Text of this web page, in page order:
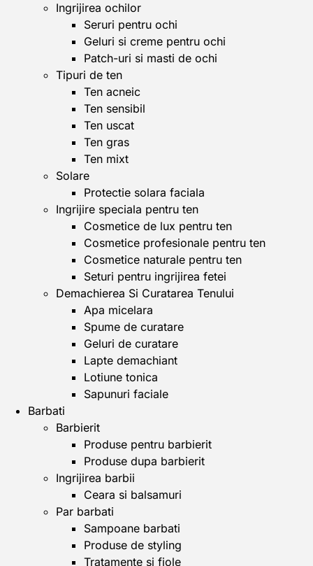
Ingrijirea ochilor
Seruri pentru ochi
Geluri si creme pentru ochi
Patch-uri si masti de ochi
Tipuri de ten
Ten acneic
Ten sensibil
Ten uscat
Ten gras
Ten mixt
Solare
Protectie solara faciala
Ingrijire speciala pentru ten
Cosmetice de lux pentru ten
Cosmetice profesionale pentru ten
Cosmetice naturale pentru ten
Seturi pentru ingrijirea fetei
Demachierea Si Curatarea Tenului
Apa micelara
Spume de curatare
Geluri de curatare
Lapte demachiant
Lotiune tonica
Sapunuri faciale
Barbati
Barbierit
Produse pentru barbierit
Produse dupa barbierit
Ingrijirea barbii
Ceara si balsamuri
Par barbati
Sampoane barbati
Produse de styling
Tratamente si fiole